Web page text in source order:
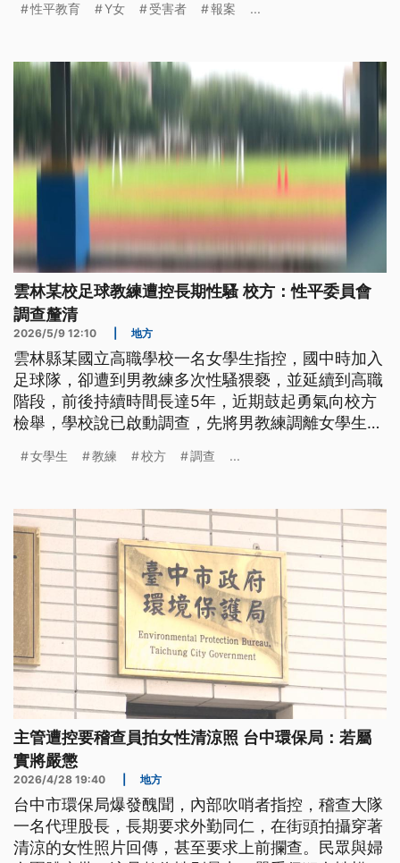
實《性別平等工作法》，檢討執法程序，強化員警的
被害人，提供必要保護與協助。
性平教育 Y女 受害者 報案 ...
雲林某校足球教練遭控長期性騷 校方：性平委員會
調查釐清
2026/5/9 12:10 地方
雲林縣某國立高職學校一名女學生指控，國中時加入
足球隊，卻遭到男教練多次性騷猥褻，並延續到高職
階段，前後持續時間長達5年，近期鼓起勇氣向校方
檢舉，學校說已啟動調查，先將男教練調離女學生的
女學生 教練 校方 調查 ...
主管遭控要稽查員拍女性清涼照 台中環保局：若屬
實將嚴懲
2026/4/28 19:40 地方
台中市環保局爆發醜聞，內部吹哨者指控，稽查大隊
一名代理股長，長期要求外勤同仁，在街頭拍攝穿著
清涼的女性照片回傳，甚至要求上前攔查。民眾與婦